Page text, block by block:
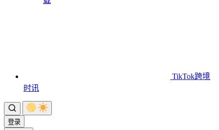
TikTok跨境
时讯
登录